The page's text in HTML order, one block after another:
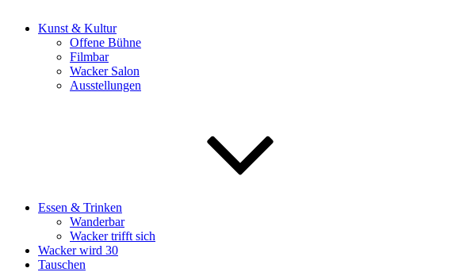
Kunst & Kultur
Offene Bühne
Filmbar
Wacker Salon
Ausstellungen
Essen & Trinken
Wanderbar
Wacker trifft sich
Wacker wird 30
Tauschen